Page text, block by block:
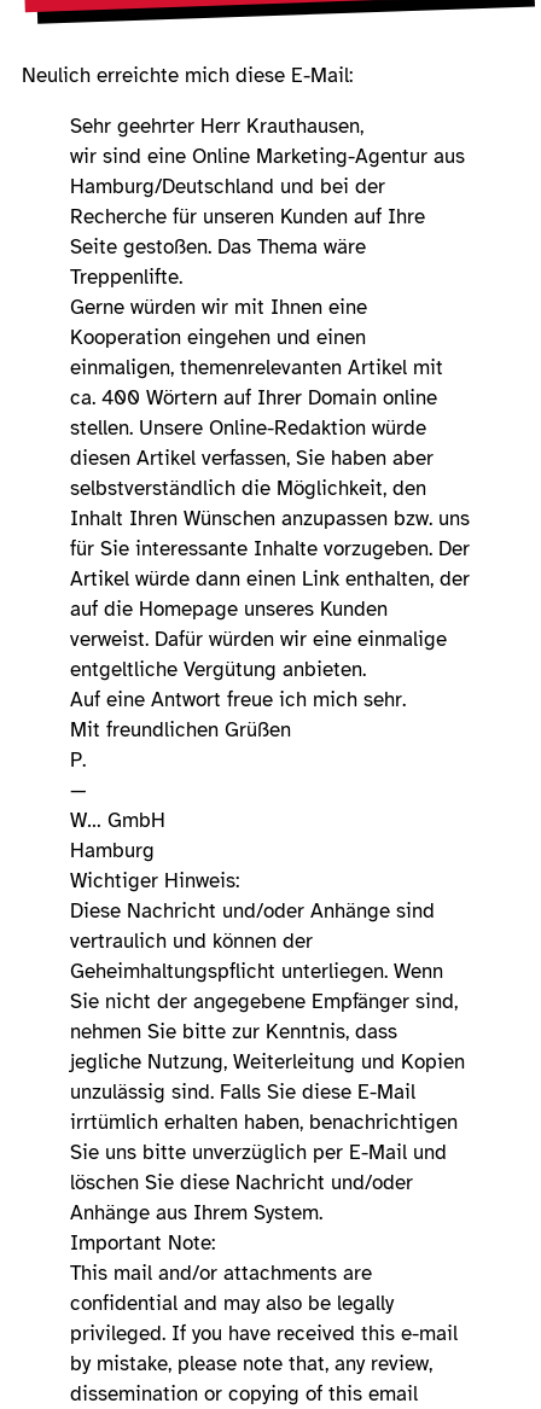
Neulich erreichte mich diese E-Mail:
Sehr geehrter Herr Krauthausen,
wir sind eine Online Marketing-Agentur aus
Hamburg/Deutschland und bei der
Recherche für unseren Kunden auf Ihre
Seite gestoßen. Das Thema wäre
Treppenlifte.
Gerne würden wir mit Ihnen eine
Kooperation eingehen und einen
einmaligen, themenrelevanten Artikel mit
ca. 400 Wörtern auf Ihrer Domain online
stellen. Unsere Online-Redaktion würde
diesen Artikel verfassen, Sie haben aber
selbstverständlich die Möglichkeit, den
Inhalt Ihren Wünschen anzupassen bzw. uns
für Sie interessante Inhalte vorzugeben. Der
Artikel würde dann einen Link enthalten, der
auf die Homepage unseres Kunden
verweist. Dafür würden wir eine einmalige
entgeltliche Vergütung anbieten.
Auf eine Antwort freue ich mich sehr.
Mit freundlichen Grüßen
P.
—
W… GmbH
Hamburg
Wichtiger Hinweis:
Diese Nachricht und/oder Anhänge sind
vertraulich und können der
Geheimhaltungspflicht unterliegen. Wenn
Sie nicht der angegebene Empfänger sind,
nehmen Sie bitte zur Kenntnis, dass
jegliche Nutzung, Weiterleitung und Kopien
unzulässig sind. Falls Sie diese E-Mail
irrtümlich erhalten haben, benachrichtigen
Sie uns bitte unverzüglich per E-Mail und
löschen Sie diese Nachricht und/oder
Anhänge aus Ihrem System.
Important Note:
This mail and/or attachments are
confidential and may also be legally
privileged. If you have received this e-mail
by mistake, please note that, any review,
dissemination or copying of this email